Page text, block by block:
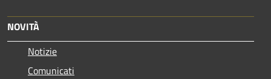
NOVITÀ
Notizie
Comunicati